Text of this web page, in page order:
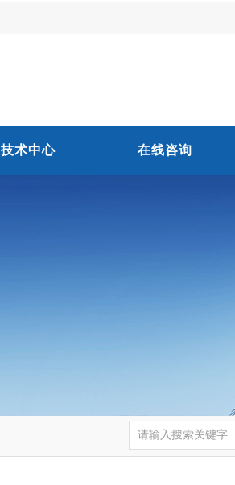
技术中心 在线咨询